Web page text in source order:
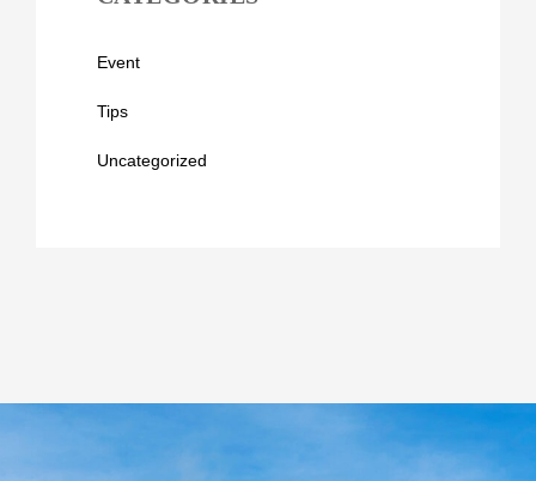
Event
Tips
Uncategorized